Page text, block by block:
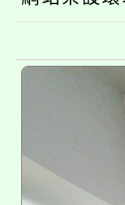
程，
心理
系所
縣市
門員
踴躍
「桃
展演
115年
義教